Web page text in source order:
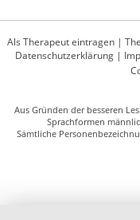
Als Therapeut eintragen |
Datenschutzerklärung|
Aus Gründen der besseren
Sprachformen
Sämtliche